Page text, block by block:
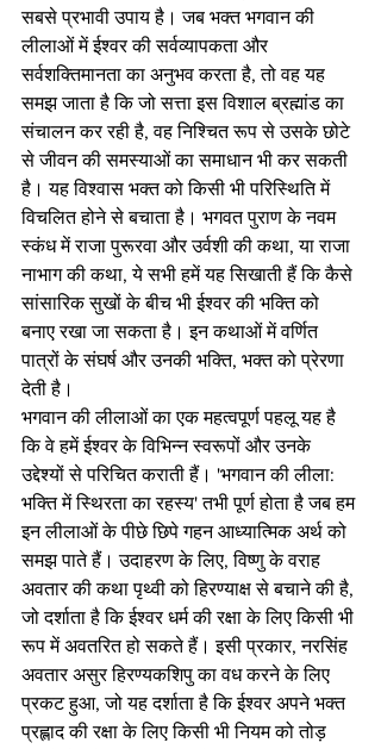
सबसे प्रभावी उपाय है। जब भक्त भगवान की
लीलाओं में ईश्वर की सर्वव्यापकता और
सर्वशक्तिमानता का अनुभव करता है, तो वह यह
समझ जाता है कि जो सत्ता इस विशाल ब्रह्मांड का
संचालन कर रही है, वह निश्चित रूप से उसके छोटे
से जीवन की समस्याओं का समाधान भी कर सकती
है। यह विश्वास भक्त को किसी भी परिस्थिति में
विचलित होने से बचाता है। भगवत पुराण के नवम
स्कंध में राजा पुरूरवा और उर्वशी की कथा, या राजा
नाभाग की कथा, ये सभी हमें यह सिखाती हैं कि कैसे
सांसारिक सुखों के बीच भी ईश्वर की भक्ति को
बनाए रखा जा सकता है। इन कथाओं में वर्णित
पात्रों के संघर्ष और उनकी भक्ति, भक्त को प्रेरणा
देती है।
भगवान की लीलाओं का एक महत्वपूर्ण पहलू यह है
कि वे हमें ईश्वर के विभिन्न स्वरूपों और उनके
उद्देश्यों से परिचित कराती हैं। 'भगवान की लीला:
भक्ति में स्थिरता का रहस्य' तभी पूर्ण होता है जब हम
इन लीलाओं के पीछे छिपे गहन आध्यात्मिक अर्थ को
समझ पाते हैं। उदाहरण के लिए, विष्णु के वराह
अवतार की कथा पृथ्वी को हिरण्याक्ष से बचाने की है,
जो दर्शाता है कि ईश्वर धर्म की रक्षा के लिए किसी भी
रूप में अवतरित हो सकते हैं। इसी प्रकार, नरसिंह
अवतार असुर हिरण्यकशिपु का वध करने के लिए
प्रकट हुआ, जो यह दर्शाता है कि ईश्वर अपने भक्त
प्रह्लाद की रक्षा के लिए किसी भी नियम को तोड़